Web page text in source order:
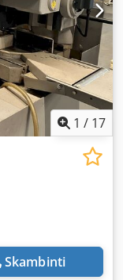
1 / 17
Skambinti